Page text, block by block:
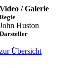
Video / Galerie
Regie
John Huston
Darsteller
zur Übersicht